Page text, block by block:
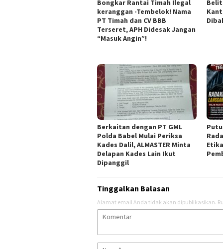
Bongkar Rantai Timah Ilegal
keranggan -Tembelok! Nama
PT Timah dan CV BBB
Terseret, APH Didesak Jangan
“Masuk Angin”!
Berkaitan dengan PT GML
Polda Babel Mulai Periksa
Kades Dalil, ALMASTER Minta
Delapan Kades Lain Ikut
Dipanggil
Tinggalkan Balasan
Alamat email Anda tidak akan dipublikasikan.